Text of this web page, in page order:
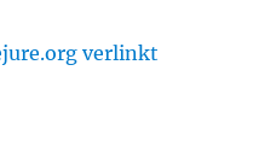
verlinkt